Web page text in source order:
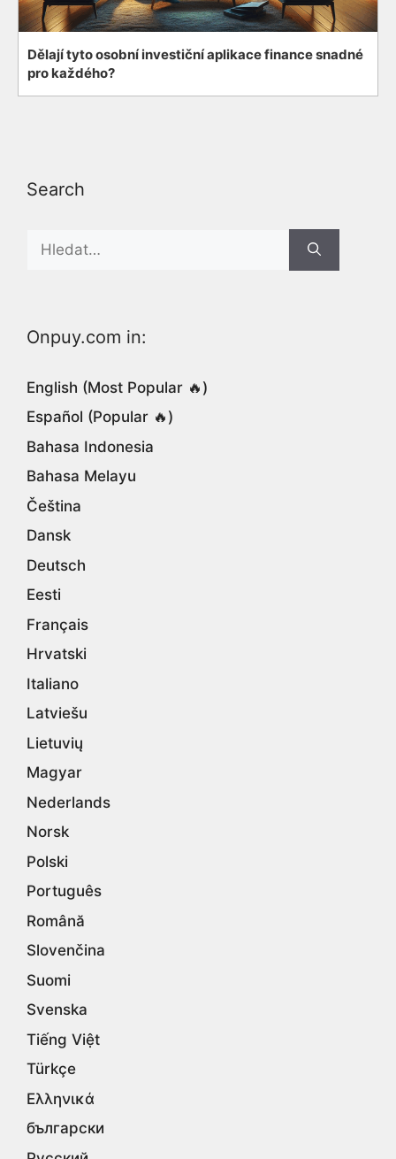
Dělají tyto osobní investiční aplikace finance snadné
pro každého?
Search
for:
Onpuy.com in:
English (Most Popular 🔥)
Español (Popular 🔥)
Bahasa Indonesia
Bahasa Melayu
Čeština
Dansk
Deutsch
Eesti
Français
Hrvatski
Italiano
Latviešu
Lietuvių
Magyar
Nederlands
Norsk
Polski
Português
Română
Slovenčina
Suomi
Svenska
Tiếng Việt
Türkçe
Ελληνικά
български